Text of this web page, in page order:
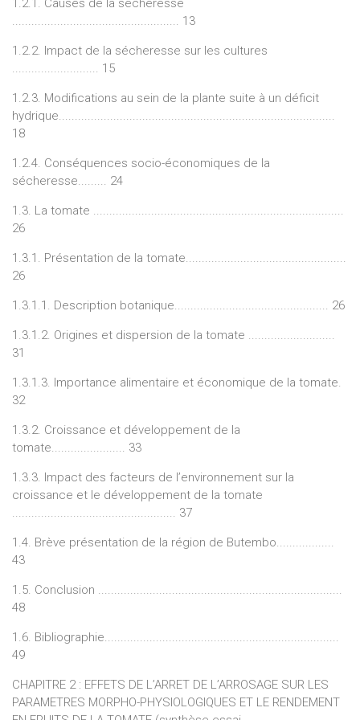
.................................................... 13
1.2.2. Impact de la sécheresse sur les cultures
........................... 15
1.2.3. Modifications au sein de la plante suite à un déficit
hydrique......................................................................................
18
1.2.4. Conséquences socio-économiques de la
sécheresse......... 24
1.3. La tomate ..............................................................................
26
1.3.1. Présentation de la tomate..................................................
26
1.3.1.1. Description botanique................................................ 26
1.3.1.2. Origines et dispersion de la tomate ...........................
31
1.3.1.3. Importance alimentaire et économique de la tomate.
32
1.3.2. Croissance et développement de la
tomate....................... 33
1.3.3. Impact des facteurs de l’environnement sur la
croissance et le développement de la tomate
................................................... 37
1.4. Brève présentation de la région de Butembo..................
43
1.5. Conclusion ............................................................................
48
1.6. Bibliographie.........................................................................
49
CHAPITRE 2 : EFFETS DE L’ARRET DE L’ARROSAGE SUR LES
PARAMETRES MORPHO-PHYSIOLOGIQUES ET LE RENDEMENT